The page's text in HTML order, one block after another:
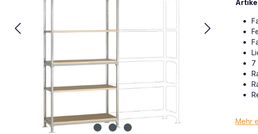
7
Mehr